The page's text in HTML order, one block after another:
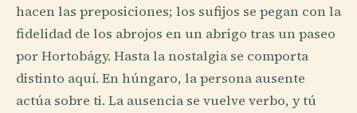
hacen las preposiciones; los sufijos se pegan con la
fidelidad de los abrojos en un abrigo tras un paseo
por Hortobágy. Hasta la nostalgia se comporta
distinto aquí. En húngaro, la persona ausente
actúa sobre ti. La ausencia se vuelve verbo, y tú